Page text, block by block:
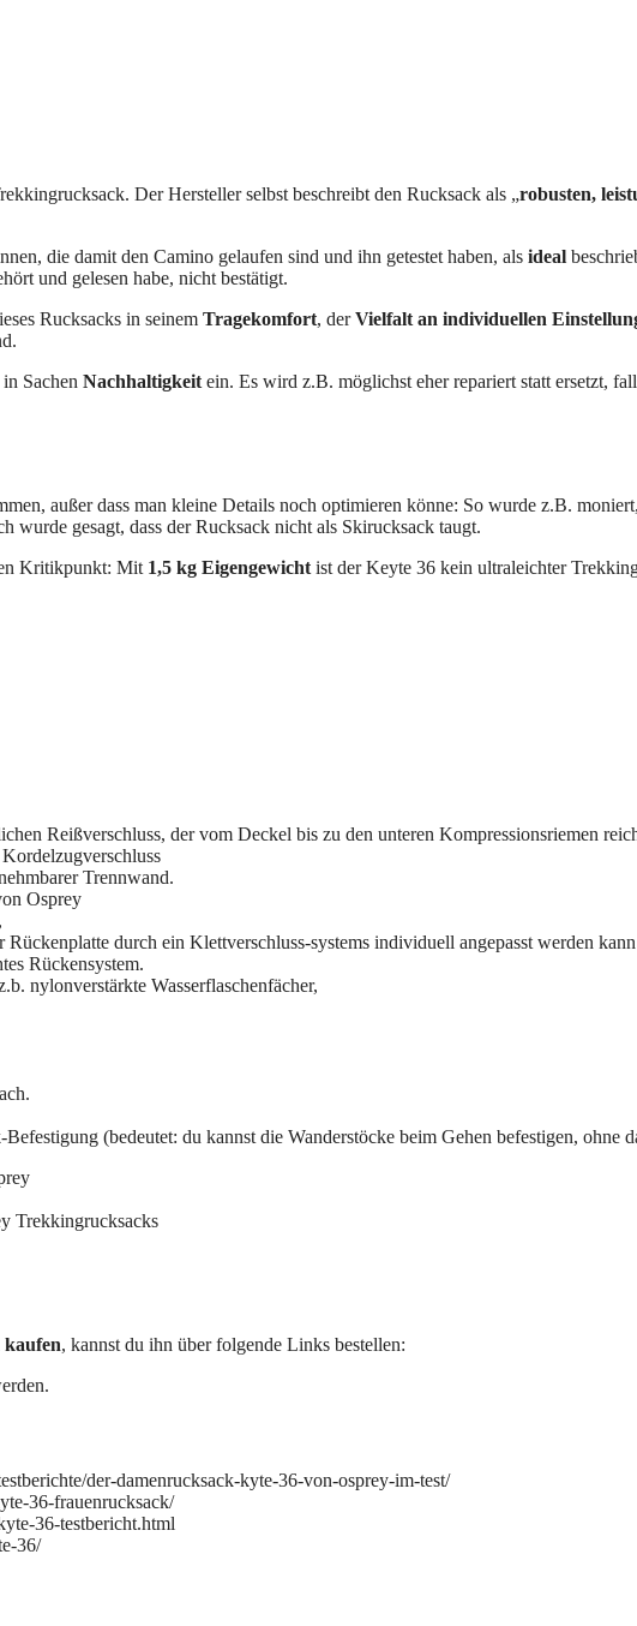
Der Hersteller selbst beschreibt den Rucksack als „robusten,
die damit den Camino gelaufen sind und ihn getestet haben, als ideal
und gelesen habe, nicht bestätigt.
Rucksacks in seinem Tragekomfort, derVielfalt an individuellen
Sachen Nachhaltigkeit ein. Es wird z.B. möglichst eher repariert statt ersetzt,
außer dass man kleine Details noch optimieren könne: So wurde z.B.
wurde gesagt, dass der Rucksack nicht als Skirucksack taugt.
Kritikpunkt: Mit 1,5 kg Eigengewicht ist der Keyte 36 kein ultraleichter
Reißverschluss, der vom Deckel bis zu den unteren Kompressionsriemen
Trennwand.
Osprey
durch ein Klettverschluss-systems individuell angepasst werden kann
Rückensystem.
nylonverstärkte Wasserflaschenfächer,
(bedeutet: du kannst die Wanderstöcke beim Gehen befestigen, ohne
Trekkingrucksacks
kaufen, kannst du ihn über folgende Links bestellen:
der-damenrucksack-kyte-36-von-osprey-im-test/
36-frauenrucksack/
36-testbericht.html
36/